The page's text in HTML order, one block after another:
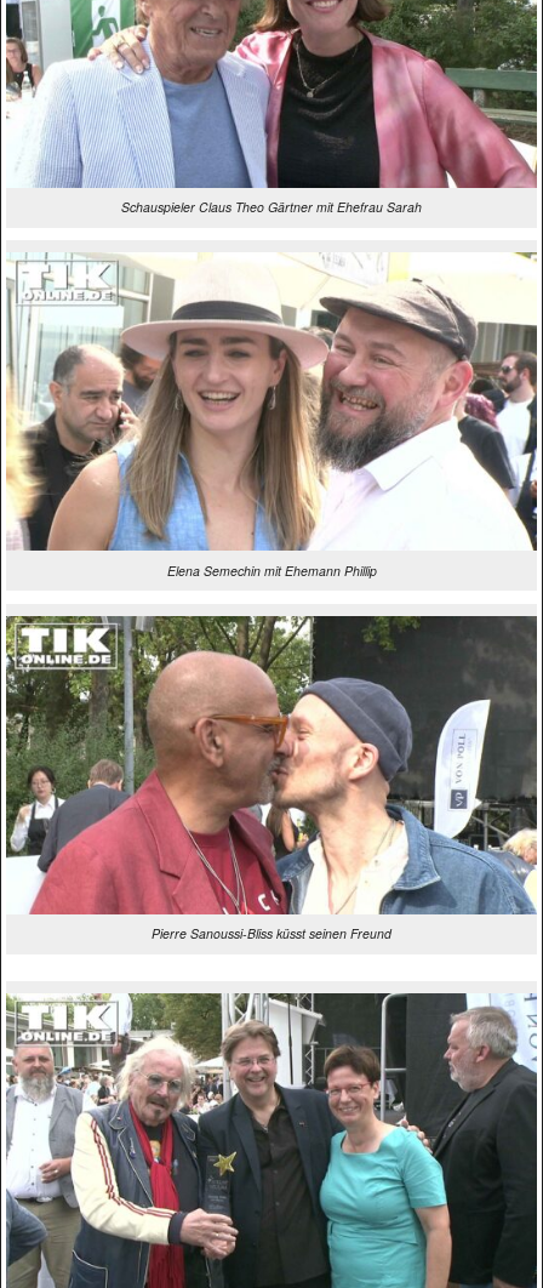
Schauspieler Claus Theo Gärtner mit Ehefrau Sarah
Elena Semechin mit Ehemann Phillip
Pierre Sanoussi-Bliss küsst seinen Freund